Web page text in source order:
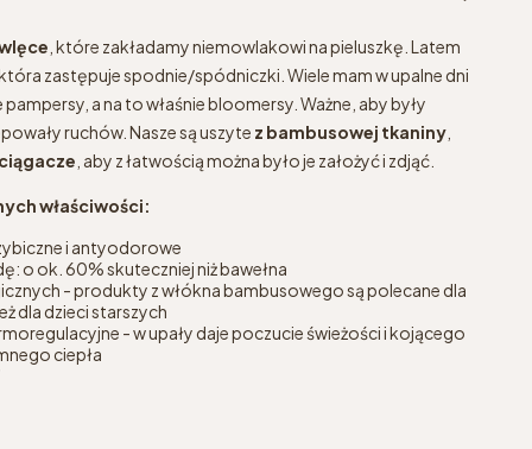
, które zakładamy niemowlakowi na pieluszkę. Latem
zastępuje spodnie/spódniczki. Wiele mam w upalne dni
a na to właśnie bloomersy. Ważne, aby były
ruchów. Nasze są uszyte z bambusowej tkaniny
, aby z łatwością można było je założyć i zdjąć.
właściwości:
i antyodorowe
o ok. 60% skuteczniej niż bawełna
- produkty z włókna bambusowego są polecane dla
dla dzieci starszych
- w upały daje poczucie świeżości i kojącego
ciepła